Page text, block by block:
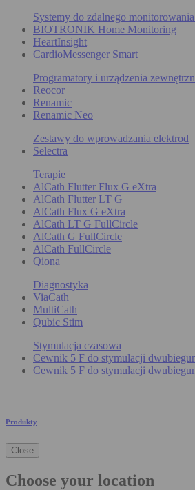
Systemy do zdalnego
BIOTRONIK Home Monitoring
HeartInsight
CardioMessenger Smart
Programatory i urządzenia
Reocor
Renamic
Renamic Neo
Zestawy do wprowadzania elektrod
Selectra
Terapie
AlCath Flutter Flux G eXtra
AlCath Flutter LT G
AlCath Flux G eXtra
AlCath LT G FullCircle
AlCath G FullCircle
AlCath FullCircle
Qiona
Diagnostyka
ViaCath
MultiCath
Qubic Stim
Stymulacja czasowa
Cewnik 5 F do stymulacji
Cewnik 5 F do stymulacji
Produkty
Close
Choose your location